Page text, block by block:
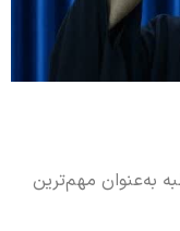
به‌عنوان مهم‌ترین